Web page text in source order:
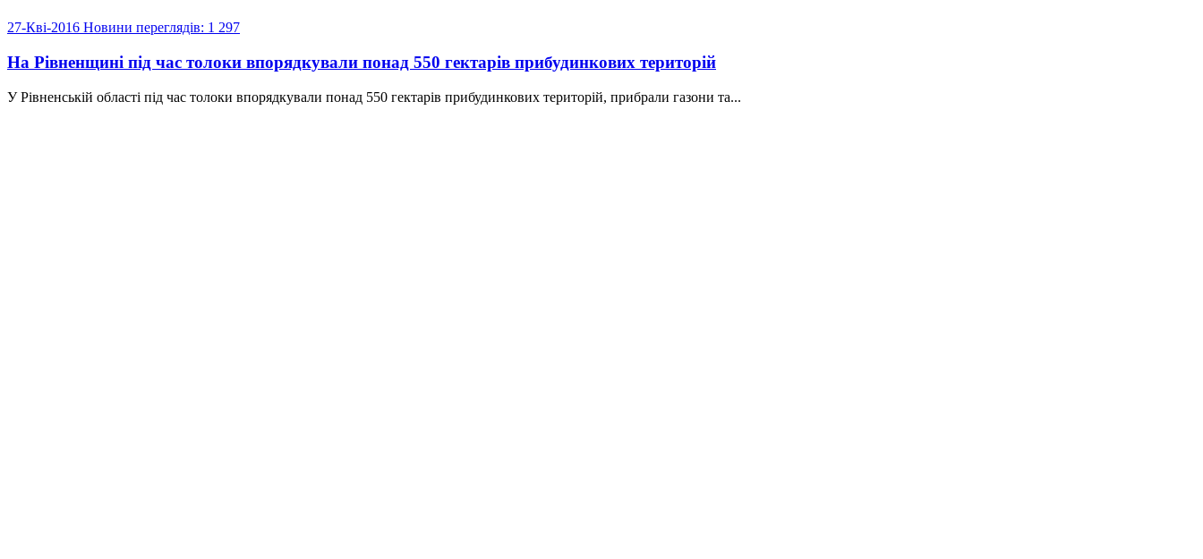
27-Кві-2016 Новини переглядів: 1 297
На Рівненщині під час толоки впорядкували понад 550 гектарів прибудинкових територій
У Рівненській області під час толоки впорядкували понад 550 гектарів прибудинкових територій, прибрали газони та...